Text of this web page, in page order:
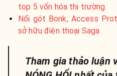
top 5 vốn hóa thị trường
​​​​​​Nối gót Bonk, Access
sở hữu điện thoại Saga
Tham gia thảo luận